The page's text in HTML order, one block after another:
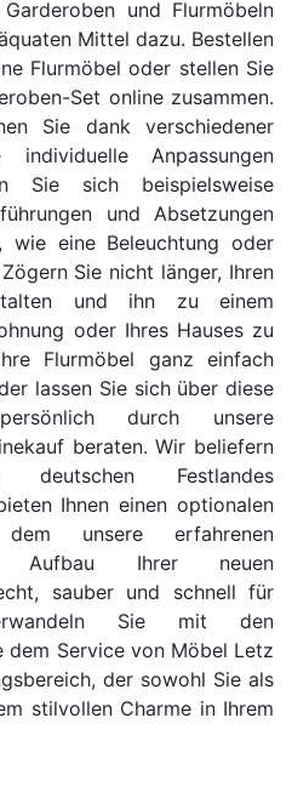
und Flurmöbeln
Mittel dazu. Bestellen
Flurmöbel oder stellen Sie
Set online zusammen.
Sie dank verschiedener
individuelle Anpassungen
Sie sich beispielsweise
und Absetzungen
wie eine Beleuchtung oder
Sie nicht länger, Ihren
und ihn zu einem
oder Ihres Hauses zu
Flurmöbel ganz einfach
lassen Sie sich über diese
persönlich durch unsere
beraten. Wir beliefern
Festlandes
Ihnen einen optionalen
unsere erfahrenen
Aufbau Ihrer neuen
sauber und schnell für
Sie mit den
dem Service von Möbel Letz
der sowohl Sie als
stilvollen Charme in Ihrem